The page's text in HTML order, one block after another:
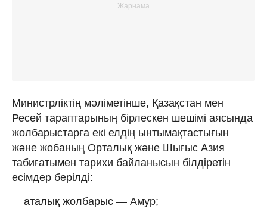
Министрліктің мәліметінше, Қазақстан мен
Ресей тараптарының бірлескен шешімі аясында
жолбарыстарға екі елдің ынтымақтастығын
және жобаның Орталық және Шығыс Азия
табиғатымен тарихи байланысын білдіретін
есімдер берілді:
аталық жолбарыс — Амур;